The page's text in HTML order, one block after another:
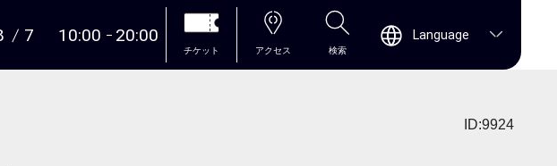
7 10:00 20:00
チケット アクセス 検索
Language
ID:9924